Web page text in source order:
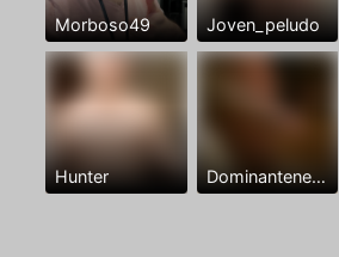
Morboso49 Joven_peludo
Hunter Dominantenegro ya